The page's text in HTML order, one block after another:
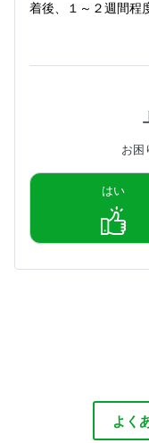
着後、１～２週間程
お困
はい
よく